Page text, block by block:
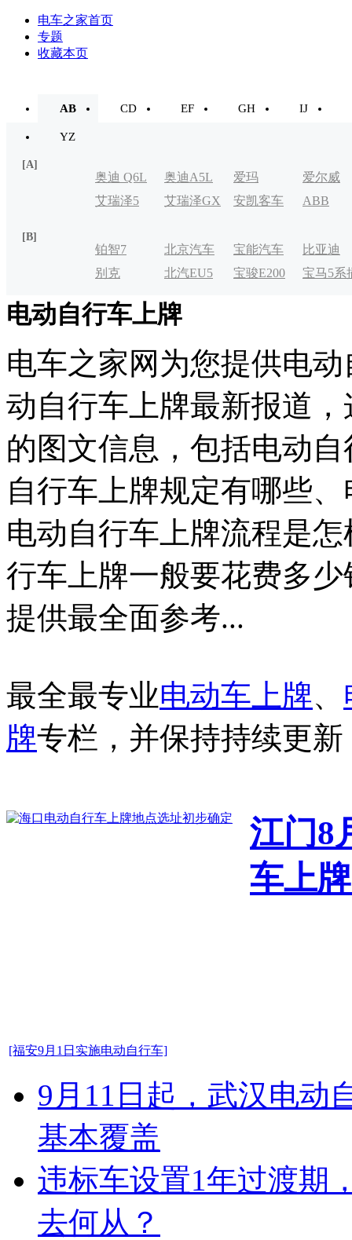
电车之家首页
专题
收藏本页
AB CD EF GH IJ
YZ
[A]
奥迪 Q6L
e-tron
奥迪A5L 爱玛
爱尔威
艾瑞泽5
艾瑞泽GX 安凯客车 ABB
[B]
铂智7 北京汽车
制造厂
宝能汽车
比亚迪
别克
VELITE
北汽EU5 宝骏E200 宝马5系
电动自行车上牌
电车之家网为您提供电
动自行车上牌最新报道
的图文信息，包括电动
自行车上牌规定有哪些
电动自行车上牌流程是
行车上牌一般要花费多
提供最全面参考...
最全最专业电动车上牌、
牌专栏，并保持持续更
江门8
车上
[福安9月1日实施电动自行车]
9月11日起，武汉电动
基本覆盖
违标车设置1年过渡期
去何从？